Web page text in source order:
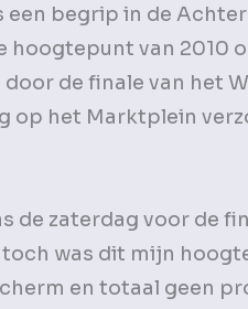
begrip in de
hoogtepunt van 2010
de finale van het
op het Marktplein
de zaterdag voor de
toch was dit mijn
en totaal geen